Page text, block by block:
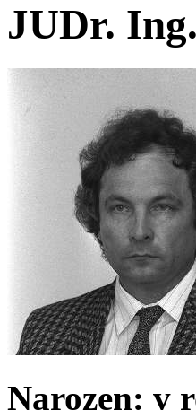
JUDr.
Narozen: v